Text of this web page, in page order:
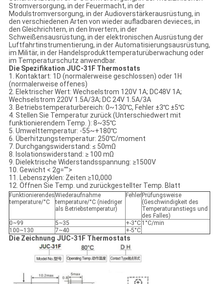
Stromversorgung, in der Feuermacht, in der
Modulstromversorgung, in der Audioverstärkerausrüstung, in
den verschiedenen Arten von wieder aufladbaren devieces, in
den Gleichrichtern, in den Invertern, in der
Schweißensausrüstung, in der elektronischen Ausrüstung der
Luftfahrtinstrumentierung, in der Automatisierungsausrüstung,
im Militär, in der Handelsprodukttemperaturüberwachung oder
im Temperaturschutz anwendbar.
Die Spezifikation JUC-31F Thermostats
1. Kontaktart: 1D (normalerweise geschlossen) oder 1H
(normalerweise offenes)
2. Elektrischer Wert: Wechselstrom 120V 1A; DC48V 1A;
Wechselstrom 220V 1.5A/3A; DC 24V 1.5A/3A
3. Betriebstemperaturbereich: 0~130℃, Fehler ±3℃ ±5℃
4. Stellen Sie Temperatur zurück (Unterschiedwert mit
funktionierendem Temp. ): 8~35℃
5. Umwelttemperatur: -55~+180℃
6. Überhitzungstemperatur: 250℃/moment
7. Durchgangswiderstand: ≤ 50mΩ
8. Isolationswiderstand: ≥ 100 mΩ
9. Dielektrische Widerstandsspannung: ≥1500V
10. Gewicht < 2g="">
11. Lebenszyklen: Zeiten ≥10,000
12. Öffnen Sie Temp. und zurückgestellter Temp. Blatt
Funktionierendes
temperature/°C
Wiederaufnahme
temperature/°C (niedriger
als Betriebstemperatur)
Fehler Prüfungsweise
(Geschwindigkeit des
Temperaturanstiegs und
des Falles)
0~99
5~35 +-3°C 1°C/min
100~130
7~40 +-5°C
Die Zeichnung JUC-31F Thermostats